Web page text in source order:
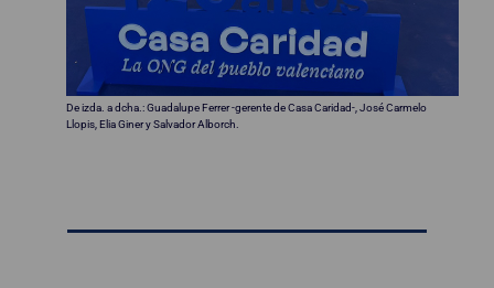
De izda. a dcha.: Guadalupe Ferrer -gerente de Casa Caridad-, José Carmelo
Llopis, Elia Giner y Salvador Alborch.